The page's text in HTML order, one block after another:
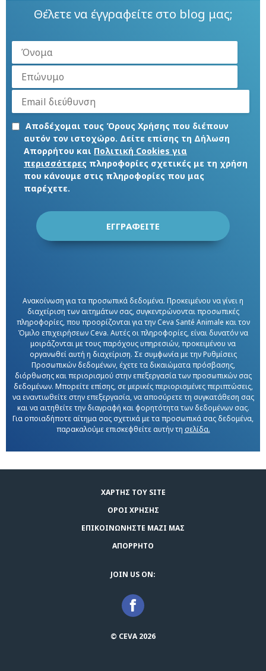
Θέλετε να έγγραφείτε στο blog μας;
Αποδέχομαι τους Όρους Χρήσης που διέπουν
αυτόν τον ιστοχώρο. Δείτε επίσης τη Δήλωση
Απορρήτου και Πολιτική Cookies για
περισσότερες πληροφορίες σχετικές με τη χρήση
που κάνουμε στις πληροφορίες που μας
παρέχετε.
Ανακοίνωση για τα προσωπικά δεδομένα. Προκειμένου να γίνει η
διαχείριση των αιτημάτων σας, συγκεντρώνονται προσωπικές
πληροφορίες, που προορίζονται για την Ceva Santé Animale και τον
Όμιλο επιχειρήσεων Ceva. Αυτές οι πληροφορίες, είναι δυνατόν να
μοιράζονται με τους παρόχους υπηρεσιών, προκειμένου να
οργανωθεί αυτή η διαχείριση. Σε συμφωνία με την Ρυθμίσεις
Προσωπικών δεδομένων, έχετε τα δικαιώματα πρόσβασης,
διόρθωσης και περιορισμού στην επεξεργασία των προσωπικών σας
δεδομένων. Μπορείτε επίσης, σε μερικές περιορισμένες περιπτώσεις,
να εναντιωθείτε στην επεξεργασία, να αποσύρετε τη συγκατάθεση σας
και να αιτηθείτε την διαγραφή και φορητότητα των δεδομένων σας.
Για οποιαδήποτε αίτημα σας σχετικά με τα προσωπικά σας δεδομένα,
παρακαλούμε επισκεφθείτε αυτήν τη σελίδα.
ΧΆΡΤΗΣ ΤΟΥ SITE
ΌΡΟΙ ΧΡΉΣΗΣ
ΕΠΙΚΟΙΝΩΝΗΣΤΕ ΜΑΖΙ ΜΑΣ
ΑΠΌΡΡΗΤΟ
JOIN US ON:
© CEVA 2026